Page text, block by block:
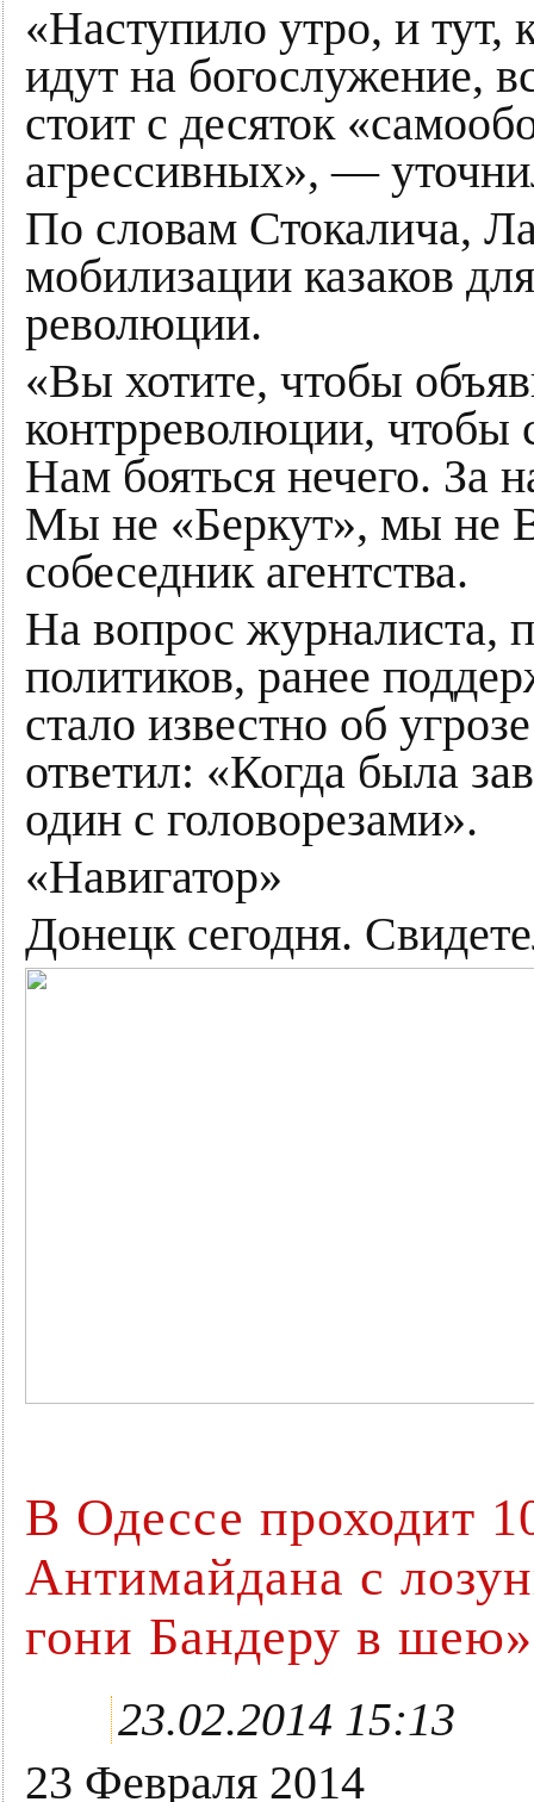
«Наступило утро, и
идут на богослужение,
стоит с десяток
агрессивных», —
По словам Стокалича,
мобилизации казаков
революции.
«Вы хотите, чтобы
контрреволюции,
Нам бояться нечего. За
Мы не «Беркут», мы не
собеседник агентства.
На вопрос журналиста,
политиков, ранее
стало известно об
ответил: «Когда была
один с головорезами».
«Навигатор»
Донецк сегодня.
В Одессе проходит
Антимайдана с
гони Бандеру в шею»
23.02.2014 15:13
23 Февраля 2014